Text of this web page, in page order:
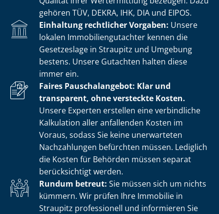
gehören TÜV, DEKRA, IHK, DIA und EIPOS.
Einhaltung rechtlicher Vorgaben: Unsere
lokalen Im­mo­bi­li­en­gut­ach­ter kennen die
Gesetzeslage in Straupitz und Umgebung
bestens. Unsere Gutachten halten diese
immer ein.
Faires Pauschalangebot: Klar und
transparent, ohne versteckte Kosten.
Unsere Experten erstellen eine verbindliche
Kalkulation aller anfallenden Kosten im
Voraus, sodass Sie keine unerwarteten
Nachzahlungen befürchten müssen. Lediglich
die Kosten für Behörden müssen separat
berücksichtigt werden.
Rundum betreut: Sie müssen sich um nichts
kümmern. Wir prüfen Ihre Immobilie in
Straupitz professionell und informieren Sie